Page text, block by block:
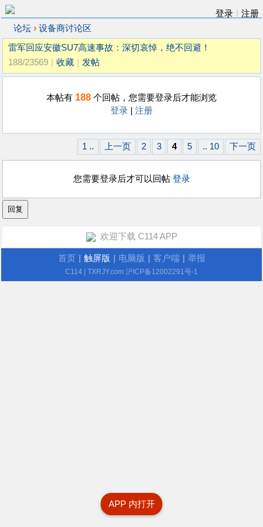
登录
注册
论坛 › 设备商讨论区
雷军回应安徽SU7高速事故：深切哀悼，绝不回避！
188/23569
收藏 发帖
本帖有 188 个回帖，您需要登录后才能浏览
登录
注册
1 .. 上一页 2 3 4 5 .. 10 下一页
您需要登录后才可以回帖 登录
APP 内打开
欢迎下载 C114 APP
首页 触屏版 电脑版 客户端 举报
C114 | TXRJY.com 沪ICP备12002291号-1